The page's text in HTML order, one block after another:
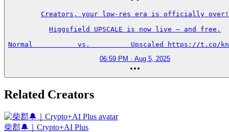
Creators, your low-res era is officially over!
Higgsfield UPSCALE is now live — and free.
Normal           vs.          Upscaled https://t.co/
06:59 PM · Aug 5, 2025
Related Creators
柴郡🔔｜Crypto+AI Plus